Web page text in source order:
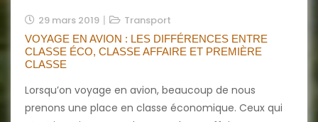
29 mars 2019 Transport
VOYAGE EN AVION : LES DIFFÉRENCES ENTRE
CLASSE ÉCO, CLASSE AFFAIRE ET PREMIÈRE
CLASSE
Lorsqu’on voyage en avion, beaucoup de nous
prenons une place en classe économique. Ceux qui